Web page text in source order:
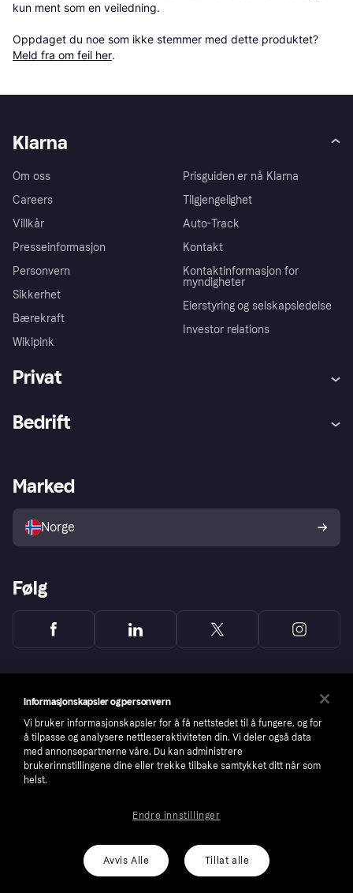
kun ment som en veiledning.
Oppdaget du noe som ikke stemmer med dette produktet?
Meld fra om feil her.
Klarna
Om oss
Careers
Villkår
Presseinformasjon
Personvern
Sikkerhet
Bærekraft
Wikipink
Prisguiden er nå Klarna
Tilgjengelighet
Auto-Track
Kontakt
Kontaktinformasjon for
myndigheter
Eierstyring og selskapsledelse
Investor relations
Privat
Utforsk butikker
Bedrift
Merchant portal
Marked
Norge
Følg
number: 556737-0431
Cookies Klarna.com
Informasjonskapsler og personvern
Vi bruker informasjonskapsler for å få nettstedet til å fungere, og for
å tilpasse og analysere nettleseraktiviteten din. Vi deler også data
med annonsepartnerne våre. Du kan administrere
brukerinnstillingene dine eller trekke tilbake samtykket ditt når som
helst.
Avvis Alle Tillat alle
Endre innstillinger